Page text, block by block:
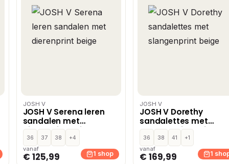
JOSH V
JOSH V Serena leren
sandalen met
dierenprint beige
36 37 38
+4
vanaf
€ 125,99 1 shop
JOSH V
JOSH V Dorethy
sandalettes met
slangenprint beige
36 38 41
+1
vanaf
€ 169,99 1